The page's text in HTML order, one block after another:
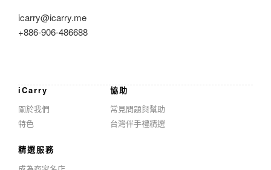
icarry@icarry.me
+886-906-486688
iCarry
關於我們
特色
協助
常見問題與幫助
台灣伴手禮精選
精選服務